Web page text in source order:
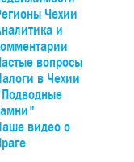
крас и
на
– на поезде
вокзалов.
Чехии
и
вопросы
в Чехии
видео о